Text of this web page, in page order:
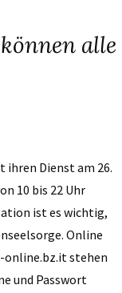
alle
ihren Dienst am 26.
10 bis 22 Uhr
ist es wichtig,
Online
online.bz.it stehen
und Passwort